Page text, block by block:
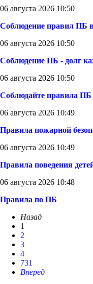
06 августа 2026 10:50
Соблюдение правил ПБ
06 августа 2026 10:50
Соблюдение ПБ - долг
06 августа 2026 10:50
Соблюдайте правила ПБ
06 августа 2026 10:49
Правила пожарной
06 августа 2026 10:49
Правила поведения
06 августа 2026 10:48
Правила по ПБ
Назад
1
2
3
4
731
Вперед